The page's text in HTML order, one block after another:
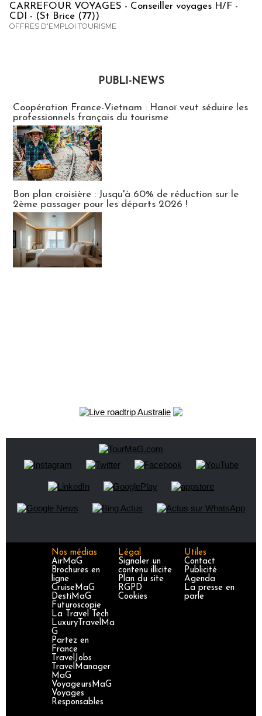
CARREFOUR VOYAGES - Conseiller voyages H/F -
CDI - (St Brice (77))
OFFRES D'EMPLOI TOURISME
PUBLI-NEWS
Coopération France-Vietnam : Hanoï veut séduire les
professionnels français du tourisme
Bon plan croisière : Jusqu'à 60% de réduction sur le
2ème passager pour les départs 2026 !
Nos médias
AirMaG
Brochures en
ligne
CruiseMaG
DestiMaG
Futuroscopie
La Travel Tech
LuxuryTravelMa
G
Partez en
France
TravelJobs
TravelManager
MaG
VoyageursMaG
Voyages
Responsables
Légal
Signaler un
contenu illicite
Plan du site
RGPD
Cookies
Utiles
Contact
Publicité
Agenda
La presse en
parle